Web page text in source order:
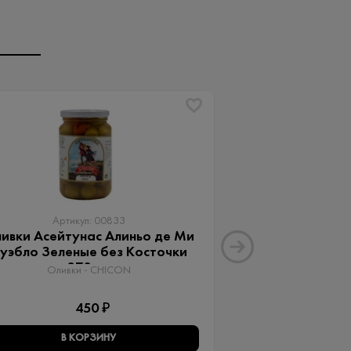
Артикул: 00833
Асейтунас Алиньо де Ми
Зеленые без Косточки
370 мл
Оливки - CHICON
450 ₽
В КОРЗИНУ